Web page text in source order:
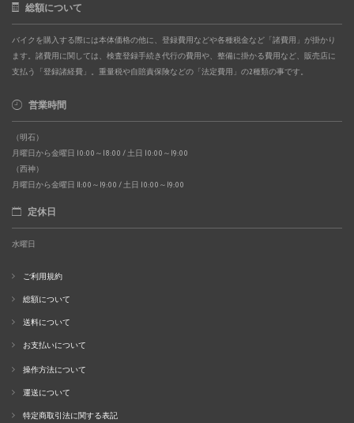
総額について
バイクを購入する際には本体価格の他に、登録費用などや各種税金など「諸費用」が掛かり
ます。諸費用に関しては、検査登録手続き代行の費用や、整備に掛かる費用など、販売店に
支払う「登録諸経費」。重量税や自賠責保険などの「法定費用」の2種類の事です。
営業時間
（明石）
月曜日から金曜日 10:00～18:00 / 土日 10:00～19:00
（西神）
月曜日から金曜日 11:00～19:00 / 土日 10:00～19:00
定休日
水曜日
ご利用規約
総額について
送料について
お支払いについて
操作方法について
運送について
特定商取引法に関する表記